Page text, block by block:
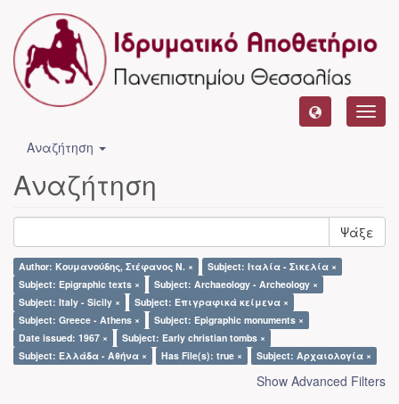
Αναζήτηση
Αναζήτηση
Ψάξε
Author: Κουμανούδης, Στέφανος Ν. ×
Subject: Ιταλία - Σικελία ×
Subject: Epigraphic texts ×
Subject: Archaeology - Archeology ×
Subject: Italy - Sicily ×
Subject: Επιγραφικά κείμενα ×
Subject: Greece - Athens ×
Subject: Epigraphic monuments ×
Date issued: 1967 ×
Subject: Early christian tombs ×
Subject: Ελλάδα - Αθήνα ×
Has File(s): true × Subject: Αρχαιολογία ×
Show Advanced Filters